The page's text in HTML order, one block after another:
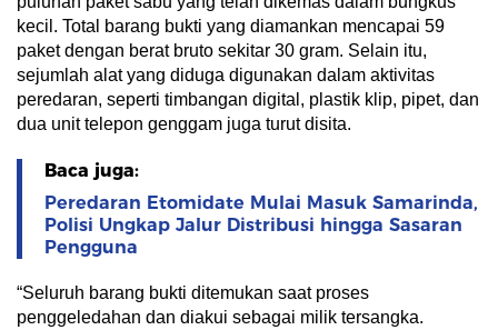
kecil. Total barang bukti yang diamankan mencapai 59
paket dengan berat bruto sekitar 30 gram. Selain itu,
sejumlah alat yang diduga digunakan dalam aktivitas
peredaran, seperti timbangan digital, plastik klip, pipet, dan
dua unit telepon genggam juga turut disita.
Baca juga:
Peredaran Etomidate Mulai Masuk Samarinda,
Polisi Ungkap Jalur Distribusi hingga Sasaran
Pengguna
“Seluruh barang bukti ditemukan saat proses
penggeledahan dan diakui sebagai milik tersangka.